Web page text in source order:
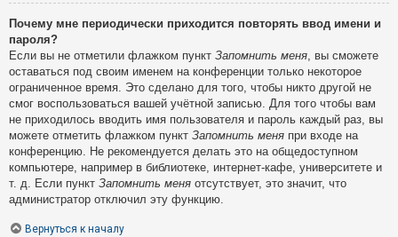
Почему мне периодически приходится повторять ввод имени и
пароля?
Если вы не отметили флажком пункт Запомнить меня , вы сможете
оставаться под своим именем на конференции только некоторое
ограниченное время. Это сделано для того, чтобы никто другой не
смог воспользоваться вашей учётной записью. Для того чтобы вам
не приходилось вводить имя пользователя и пароль каждый раз, вы
можете отметить флажком пункт Запомнить меня при входе на
конференцию. Не рекомендуется делать это на общедоступном
компьютере, например в библиотеке, интернет-кафе, университете и
т. д. Если пункт Запомнить меня отсутствует, это значит, что
администратор отключил эту функцию.
Вернуться к началу